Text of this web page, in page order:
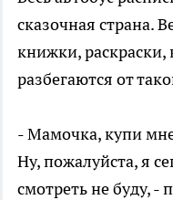
сказочная страна.
книжки, раскраски,
разбегаются от
- Мамочка, купи
Ну, пожалуйста, я
смотреть не буду, -